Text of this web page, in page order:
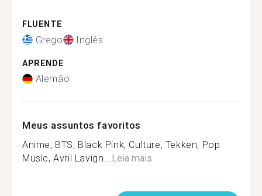
FLUENTE
Grego Inglês
APRENDE
Alemão
Meus assuntos favoritos
Anime, BTS, Black Pink, Culture, Tekken, Pop
Music, Avril Lavign...Leia mais